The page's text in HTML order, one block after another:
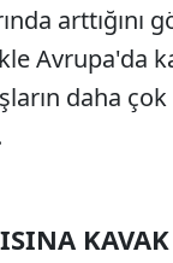
Avrupa'da
daha